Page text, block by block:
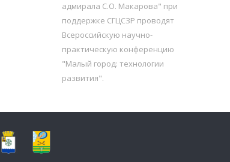
адмирала С.О. Макарова" при
поддержке СГЦСЗР проводят
Всероссийскую научно-
практическую конференцию
"Малый город: технологии
развития".